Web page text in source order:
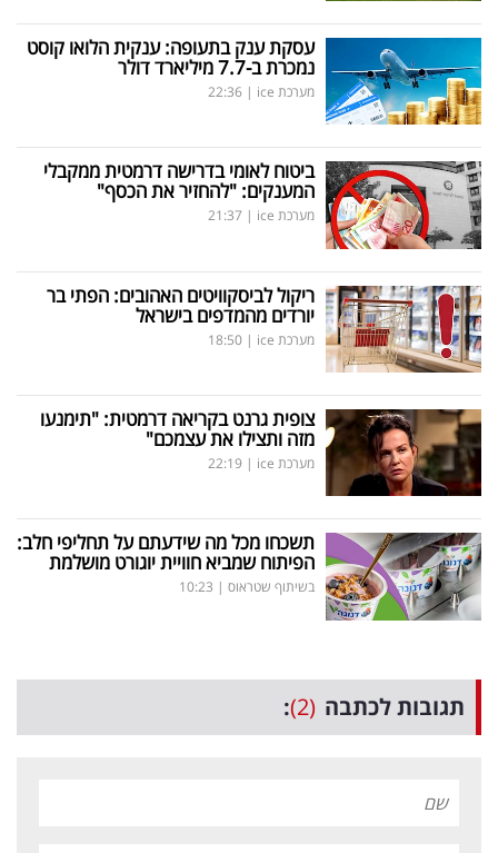
עסקת ענק בתעופה: ענקית הלואו קוסט
נמכרת ב-7.7 מיליארד דולר
מערכת ice |
22:36
ביטוח לאומי בדרישה דרמטית ממקבלי
המענקים: "להחזיר את הכסף"
מערכת ice |
21:37
ריקול לביסקוויטים האהובים: הפתי בר
יורדים מהמדפים בישראל
מערכת ice |
18:50
צופית גרנט בקריאה דרמטית: "תימנעו
מזה ותצילו את עצמכם"
מערכת ice |
22:19
תשכחו מכל מה שידעתם על תחליפי חלב:
הפיתוח שמביא חוויית יוגורט מושלמת
בשיתוף שטראוס |
10:23
תגובות לכתבה (2)
: